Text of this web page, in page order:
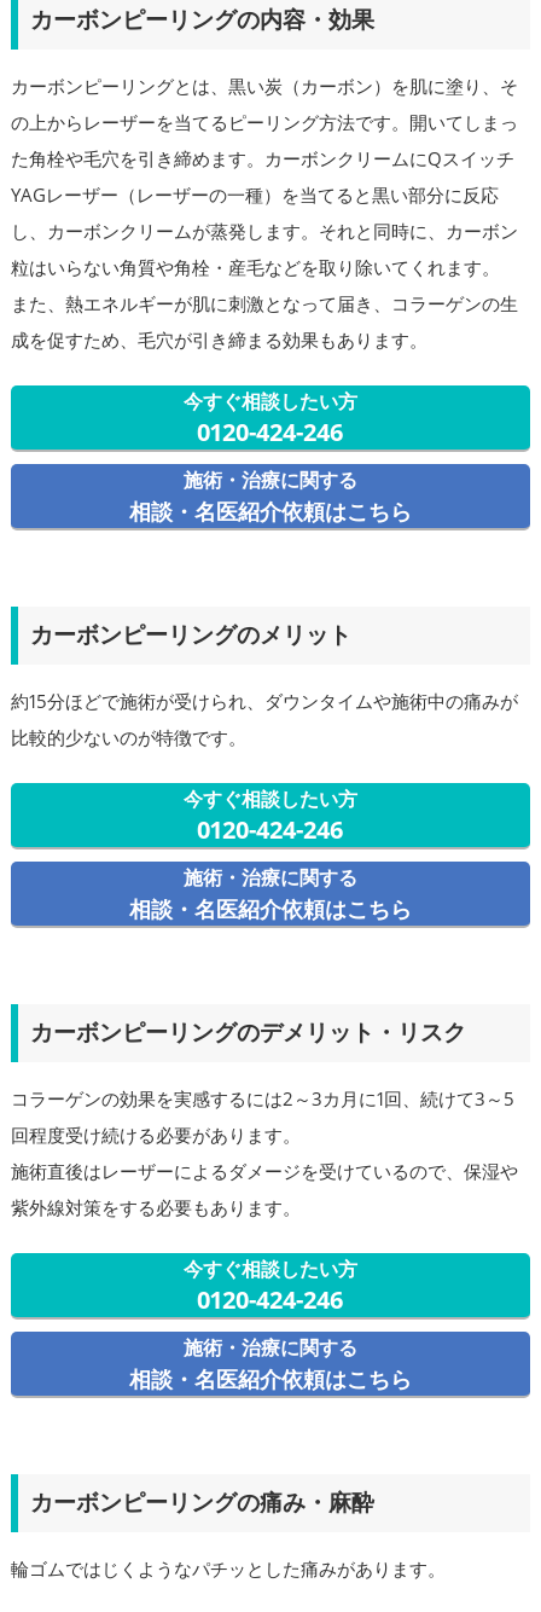
カーボンピーリングの内容・効果
カーボンピーリングとは、黒い炭（カーボン）を肌に塗り、そ
の上からレーザーを当てるピーリング方法です。開いてしまっ
た角栓や毛穴を引き締めます。カーボンクリームにQスイッチ
YAGレーザー（レーザーの一種）を当てると黒い部分に反応
し、カーボンクリームが蒸発します。それと同時に、カーボン
粒はいらない角質や角栓・産毛などを取り除いてくれます。
また、熱エネルギーが肌に刺激となって届き、コラーゲンの生
成を促すため、毛穴が引き締まる効果もあります。
今すぐ相談したい方
0120-424-246
施術・治療に関する
相談・名医紹介依頼はこちら
カーボンピーリングのメリット
約15分ほどで施術が受けられ、ダウンタイムや施術中の痛みが
比較的少ないのが特徴です。
今すぐ相談したい方
0120-424-246
施術・治療に関する
相談・名医紹介依頼はこちら
カーボンピーリングのデメリット・リスク
コラーゲンの効果を実感するには2～3カ月に1回、続けて3～5
回程度受け続ける必要があります。
施術直後はレーザーによるダメージを受けているので、保湿や
紫外線対策をする必要もあります。
今すぐ相談したい方
0120-424-246
施術・治療に関する
相談・名医紹介依頼はこちら
カーボンピーリングの痛み・麻酔
輪ゴムではじくようなパチッとした痛みがあります。